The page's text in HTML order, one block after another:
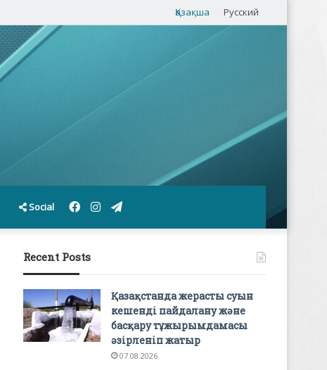
Қазақша Русский
Social Telegram
Instagram
Facebook
Recent Posts
Қазақстанда жерасты суын
кешенді пайдалану және
басқару тұжырымдамасы
әзірленіп жатыр
07.08.2026